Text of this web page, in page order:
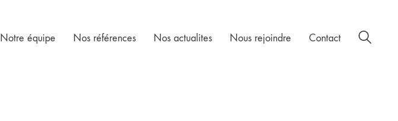
Notre équipe Nos références Nos actualites Nous rejoindre Contact